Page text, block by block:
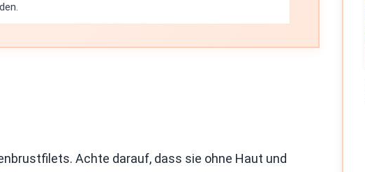
Achte darauf, dass sie ohne Haut und